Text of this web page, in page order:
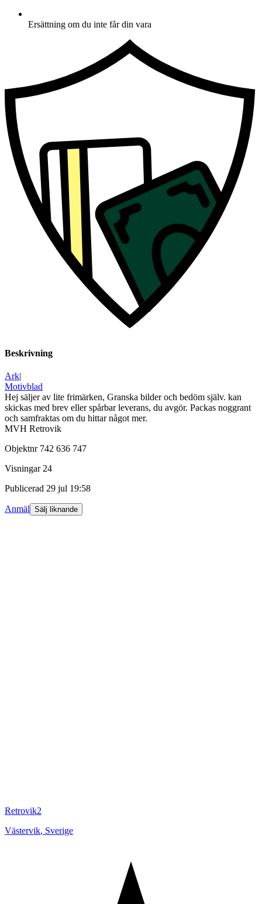
Ersättning om du inte får din vara
Beskrivning
Ark|
Motivblad
Hej säljer av lite frimärken, Granska bilder och bedöm själv. kan
skickas med brev eller spårbar leverans, du avgör. Packas noggrant
och samfraktas om du hittar något mer.
MVH Retrovik
Objektnr 742 636 747
Visningar 24
Publicerad 29 jul 19:58
Anmäl Sälj liknande
Retrovik2
Västervik, Sverige